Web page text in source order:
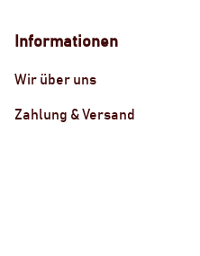
Informationen
Wir über uns
Zahlung & Versand